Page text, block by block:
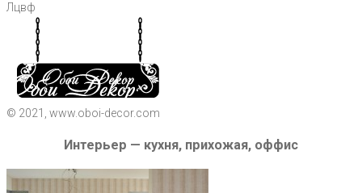
Лцвф
© 2021, www.oboi-decor.com
Интерьер — кухня, прихожая, оффис